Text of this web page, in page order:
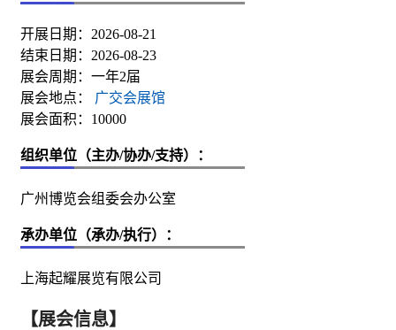
开展日期：2026-08-21
结束日期：2026-08-23
展会周期：一年2届
展会地点：
广交会展馆
展会面积：10000
组织单位（主办/协办/支持）：
广州博览会组委会办公室
承办单位（承办/执行）：
上海起耀展览有限公司
【展会信息】